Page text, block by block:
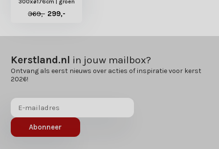
369,- 299,-
Kerstland.nl in jouw mailbox?
Ontvang als eerst nieuws over acties of inspiratie voor kerst
2026!
Abonneer